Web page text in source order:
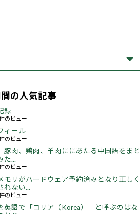
の人気記事
録
のビュー
ィール
のビュー
豚肉、鶏肉、羊肉ににあたる中国語をまと
た...
のビュー
モリがハードウェア予約済みとなり正しく
れない...
のビュー
英語で「コリア（Korea）」と呼ぶのはな